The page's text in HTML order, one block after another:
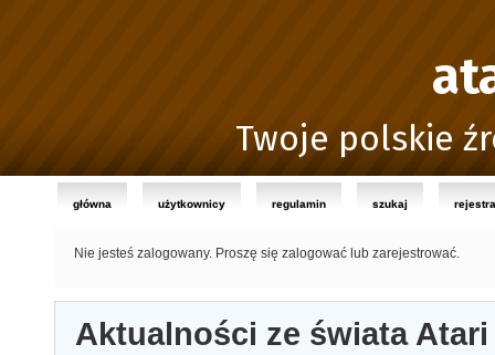
Twoje polskie
główna użytkownicy regulamin szukaj
Nie jesteś zalogowany. Proszę się zalogować lub zarejestrować.
Aktualności ze świata Atari